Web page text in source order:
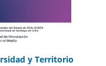
y Territorio